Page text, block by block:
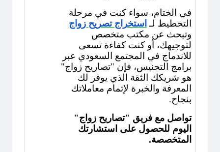
في الختام، سواء كنت في مرحلة
التخطيط لـ استخراج تصريح زواج
وتبحث عن مكتب متخصص
لتوجيهك، أو كنت كفاءة تسعى
للاندماج في المجتمع السعودي عبر
برامج التجنيس، فإن "تصاريح زواج"
هو شريكك الثقة الذي يوفر لك
المعرفة والخبرة لإتمام معاملاتك
بنجاح.
تواصل مع فريق "تصاريح زواج"
اليوم للحصول على استشارتك
المتخصصة.